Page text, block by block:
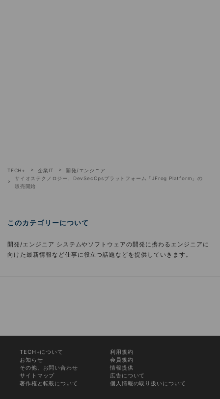
TECH+ 企業IT
開発/エンジニア
サイオステクノロジー、DevSecOpsプラットフォーム「JFrog Platform」の
販売開始
このカテゴリーについて
開発/エンジニア システムやソフトウェアの開発に携わるエンジニアに
向けた最新情報など仕事に役立つ話題などを提供していきます。
TECH+について
利用規約
お知らせ
会員規約
その他、お問い合わせ
情報提供
サイトマップ
広告について
著作権と転載について
個人情報の取り扱いについて